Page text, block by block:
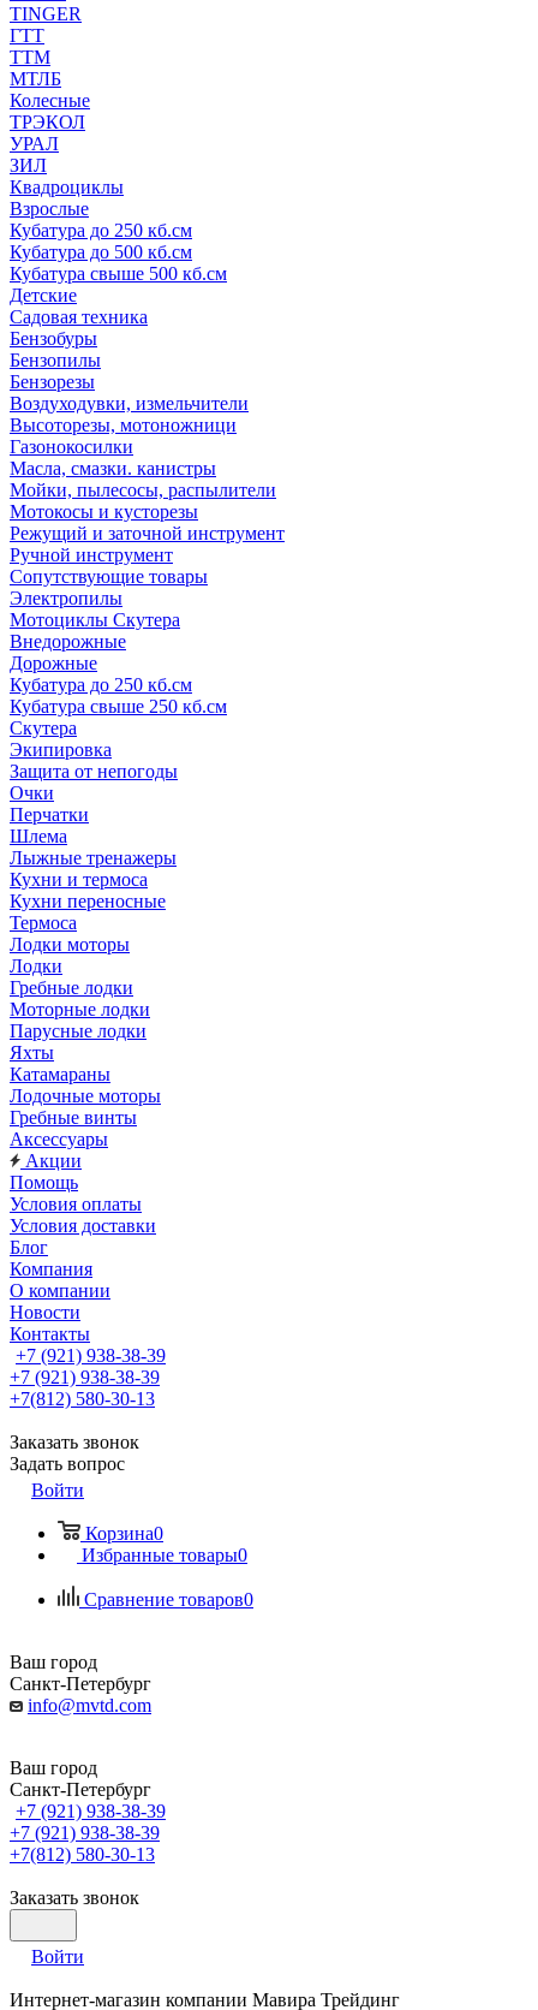
TINGER
ГТТ
ТТМ
МТЛБ
Колесные
ТРЭКОЛ
УРАЛ
ЗИЛ
Квадроциклы
Взрослые
Кубатура до 250 кб.см
Кубатура до 500 кб.см
Кубатура свыше 500 кб.см
Детские
Садовая техника
Бензобуры
Бензопилы
Бензорезы
Воздуходувки, измельчители
Высоторезы, мотоножници
Газонокосилки
Масла, смазки. канистры
Мойки, пылесосы, распылители
Мотокосы и кусторезы
Режущий и заточной инструмент
Ручной инструмент
Сопутствующие товары
Электропилы
Мотоциклы Скутера
Внедорожные
Дорожные
Кубатура до 250 кб.см
Кубатура свыше 250 кб.см
Скутера
Экипировка
Защита от непогоды
Очки
Перчатки
Шлема
Лыжные тренажеры
Кухни и термоса
Кухни переносные
Термоса
Лодки моторы
Лодки
Гребные лодки
Моторные лодки
Парусные лодки
Яхты
Катамараны
Лодочные моторы
Гребные винты
Аксессуары
Акции
Помощь
Условия оплаты
Условия доставки
Блог
Компания
О компании
Новости
Контакты
+7 (921) 938-38-39
+7 (921) 938-38-39
+7(812) 580-30-13
Заказать звонок
Задать вопрос
Войти
Корзина0
Избранные товары0
Сравнение товаров0
Ваш город
Санкт-Петербург
info@mvtd.com
Ваш город
Санкт-Петербург
+7 (921) 938-38-39
+7 (921) 938-38-39
+7(812) 580-30-13
Заказать звонок
Войти
Интернет-магазин компании Мавира Трейдинг